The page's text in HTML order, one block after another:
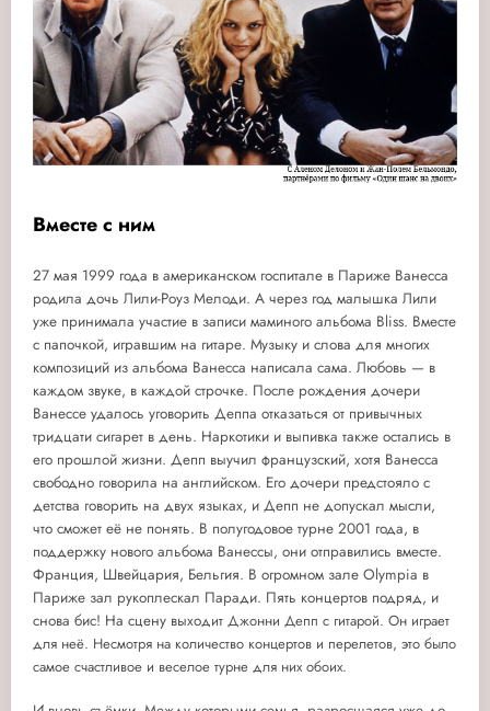
Вместе с ним
27 мая 1999 года в американском госпитале в Париже Ванесса
родила дочь Лили-Роуз Мелоди. А через год малышка Лили
уже принимала участие в записи маминого альбома Bliss. Вместе
с папочкой, игравшим на гитаре. Музыку и слова для многих
композиций из альбома Ванесса написала сама. Любовь — в
каждом звуке, в каждой строчке. После рождения дочери
Ванессе удалось уговорить Деппа отказаться от привычных
тридцати сигарет в день. Наркотики и выпивка также остались в
его прошлой жизни. Депп выучил французский, хотя Ванесса
свободно говорила на английском. Его дочери предстояло с
детства говорить на двух языках, и Депп не допускал мысли,
что сможет её не понять. В полугодовое турне 2001 года, в
поддержку нового альбома Ванессы, они отправились вместе.
Франция, Швейцария, Бельгия. В огромном зале Olympia в
Париже зал рукоплескал Паради. Пять концертов подряд, и
снова бис! На сцену выходит Джонни Депп с гитарой. Он играет
для неё. Несмотря на количество концертов и перелетов, это было
самое счастливое и веселое турне для них обоих.